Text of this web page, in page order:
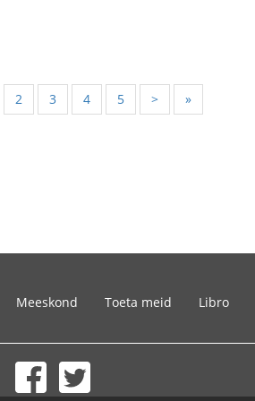
2 3 4 5 > »
Meeskond Toeta meid Libro